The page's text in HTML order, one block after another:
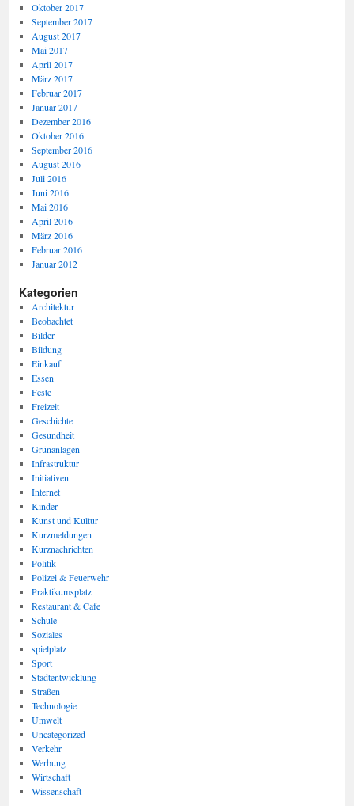
Oktober 2017
September 2017
August 2017
Mai 2017
April 2017
März 2017
Februar 2017
Januar 2017
Dezember 2016
Oktober 2016
September 2016
August 2016
Juli 2016
Juni 2016
Mai 2016
April 2016
März 2016
Februar 2016
Januar 2012
Kategorien
Architektur
Beobachtet
Bilder
Bildung
Einkauf
Essen
Feste
Freizeit
Geschichte
Gesundheit
Grünanlagen
Infrastruktur
Initiativen
Internet
Kinder
Kunst und Kultur
Kurzmeldungen
Kurznachrichten
Politik
Polizei & Feuerwehr
Praktikumsplatz
Restaurant & Cafe
Schule
Soziales
spielplatz
Sport
Stadtentwicklung
Straßen
Technologie
Umwelt
Uncategorized
Verkehr
Werbung
Wirtschaft
Wissenschaft